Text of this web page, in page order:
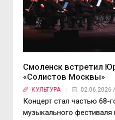
Смоленск встретил
«Солистов Москвы»
КУЛЬТУРА 02.06.2026
Концерт стал частью 68-
музыкального фестиваля